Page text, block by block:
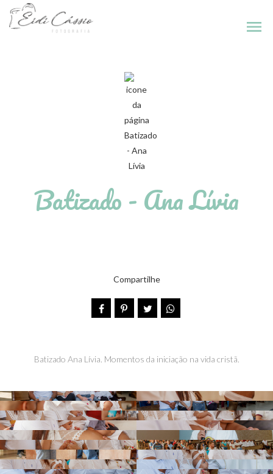
menu
Batizado - Ana Lívia
Compartilhe
Batizado Ana Lívia. Momentos da iniciação na vida cristã.